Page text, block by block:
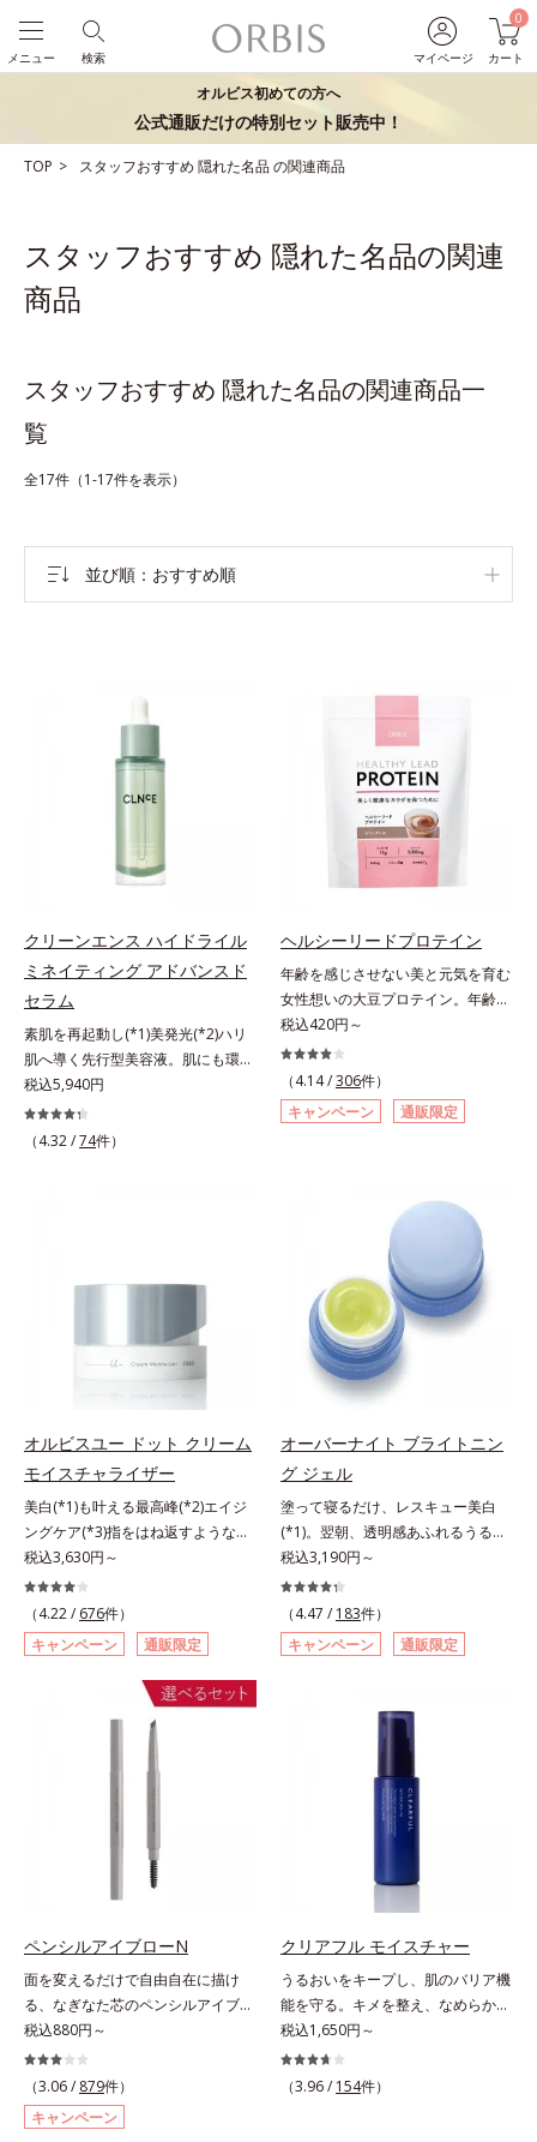
マイページ
0
カート
検索
メニュー
オルビス初めての方へ
公式通販だけの特別セット販売中！
TOP スタッフおすすめ 隠れた名品の関連商品
スタッフおすすめ 隠れた名品の関連
商品
スタッフおすすめ 隠れた名品の関連商品一
覧
全17件（1-17件を表示）
並び順 おすすめ順
クリーンエンス ハイドライル
ミネイティング アドバンスド
セラム
素肌を再起動し(*1)美発光(*2)ハリ
肌へ導く先行型美容液。肌にも環境
にも、いいことを——。
「CLEANENCE（クリーンエン
ス）」が目指すのは、まっさらな素
めるような加工を行う）」。不要と
いパワーを引き出し、サイエンスの
力でまっさらな素肌へと導くクリー
ンビューティブランドです。
税込5,940円
（4.32 /74件）
ヘルシーリードプロテイン
年齢を感じさせない美と元気を育む
女性想いの大豆プロテイン。年齢を
感じさせない美と元気を育む、女性
想いの大豆プロテインです。1杯で
不足しがちなたんぱく質を補えま
す。大人女性の食習慣に基づき質と
量を考え、更年世代の女性に人気の
採用しました。吸収が穏やかで、腹
持ちがいいのもポイントです。体を
作る材料であるたんぱく質12g(*1)
をメインに、美を引き出すコラーゲ
ン5,000mgも配合。さらにリズムを
支える鉄分やビタミン6種(*2)、食
物繊維など、女性が不足しがちな栄
養素を豊富に含み、大人女性の健康
美を総合的に支えます。甘さ控えめ
味展開。プロテイン独特のにおいや
クセが少なく、水に溶けやすいの
で、手軽においしくたんぱく質を摂
れます。*1 1杯分（約27g）当り。
コラーゲン含む。*2 ビタミンB1、
B2、B6、B12、ナイアシン、パン
トテン酸各商品の詳しい情報は商品
ページをご覧ください。・BEAUTY
夏祭りは、こちら
税込420円～
（4.14 /306件）
キャンペーン
通販限定
オルビスユー ドット クリーム
モイスチャライザー
美白(*1)も叶える最高峰(*2)エイジ
ングケア(*3)指をはね返すような弾
力感が宿るハリ感 濃密フィットク
リーム。ハリも透明感(*4)も結果主
義。年齢サイン(*5)の因子に着目し
た肌科学エイジングケア(*3)シリー
ズ。オルビスユー ドットシリーズ
は、年齢による肌悩み一つ一つを対
処するのではなく、肌で起きている
ことの根本原因に着目。加齢ととも
に現れる年齢サインについて研究を
進めたところ、弾力感のない状態で
感のなさ」が、大人の肌印象に大き
な影響を与えていることがわかりま
シリーズは美容成分(*7)として
「G.D.F.アクティベーター(*8)」を
配合。そして、従来から配合してい
る美白(*1)有効成分「トラネキサム
酸」を配合しました。さらに、シリ
ーズ共通の美容成分「GLルートブ
ースター(*9)」を配合することで、
肌のふっくら感や透明感を叶えま
税込3,630円～
（4.22 / 676件）
キャンペーン
通販限定
オーバーナイト ブライトニン
グ ジェル
塗って寝るだけ、レスキュー美白
(*1)。翌朝、透明感あふれるうるぷ
る肌を叶える、お守り涼感ジェルパ
ック。紫外線を浴びた日の夜は、ひ
んやり気持ちいいジェルでお肌をレ
スキュー！ メラニンの産生指令が
活発になる夜の肌環境に着目して、
(*2)ツヤ肌”へと整える夜用ジェルパ
ックです。ぷるぷるジェルを肌にの
せると、シートマスクのようにピタ
ッと密着。水ハリ膜が肌のうるおい
をキープしながら、やわらかさをア
ップ。美白(*1)と保湿の両方にアプ
SG(*3)」、肌荒れや日焼けによる肌
のほてりを予防する「グリチルリチ
ン酸ジカリウム(*4)」など、たっぷ
りの保湿成分が浸透しやすい肌環境
を叶えます。はじめはピタッと密着
するテクスチャーは、肌になじむご
とにもっちり質感に、最後はなめら
かな水膜へと3変化。普段の保湿液
をこのジェルにおきかえて塗って眠
税込3,190円～
（4.47 / 183件）
キャンペーン
通販限定
ペンシルアイブローN
面を変えるだけで自由自在に描け
る、なぎなた芯のペンシルアイブロ
ー。角度を変えるだけで自由自在に
描けるペンシルアイブローです。な
ぎなた芯だから、接地面を変えるだ
けで太い線から細い線まで、テクニ
ックいらずで簡単に。スムースライ
税込880円～
（3.06 / 879件）
キャンペーン
クリアフル モイスチャー
うるおいをキープし、肌のバリア機
能を守る。キメを整え、なめらかな
肌にするニキビ対策保湿液。「ニキ
ビをくり返してしまう」「毛穴目立
ちが気になる」「マスク生活であご
税込1,650円～
（3.96 / 154件）